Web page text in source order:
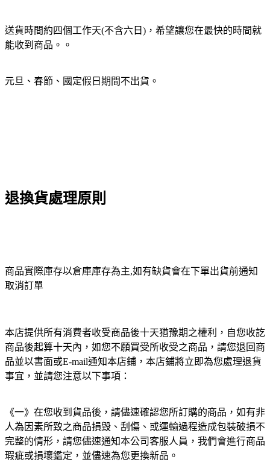
送貨時間約四個工作天(不含六日)，希望讓您在最快的時間就
能收到商品。。
元旦、春節、國定假日期間不出貨。
退換貨處理原則
商品實際庫存以倉庫庫存為主,如有缺貨會在下單出貨前通知
取消訂單
本店提供所有消費者收受商品後十天猶豫期之權利，自您收訖
商品後起算十天內，如您不願買受所收受之商品，請您退回商
品並以書面或E-mail通知本店鋪，本店鋪將立即為您處理退貨
事宜，並請您注意以下事項：
《一》在您收到貨品後，請儘速確認您所訂購的商品，如有非
人為因素所致之商品損毀、刮傷、或運輸過程造成包裝破損不
完整的情形，請您儘速通知本公司客服人員，我們會進行商品
瑕疵或損壞鑑定，並儘速為您更換新品。